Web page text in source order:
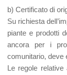
b) Certificato di
Su richiesta
piante e prodotti
ancora per i
comunitario, deve
Le regole relative